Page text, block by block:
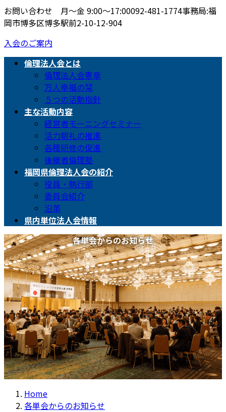
お問い合わせ 月〜金 9:00〜17:00092-481-1774事務局:福
岡市博多区博多駅前2-10-12-904
入会のご案内
倫理法人会とは
倫理法人会憲章
万人幸福の栞
５つの活動指針
主な活動内容
経営者モーニングセミナー
活力朝礼の推進
各種研修の促進
後継者倫理塾
福岡県倫理法人会の紹介
役員・執行部
委員会紹介
沿革
県内単位法人会情報
各単会からのお知らせ
Home
各単会からのお知らせ